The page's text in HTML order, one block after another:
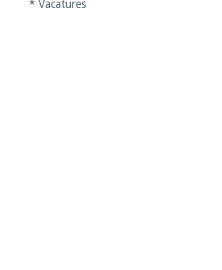
*Vacatures